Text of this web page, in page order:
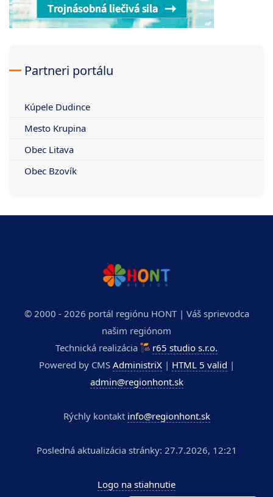
Partneri portálu
Kúpele Dudince
Mesto Krupina
Obec Litava
Obec Bzovík
© 2000 - 2026 portál regiónu HONT | Váš sprievodca
našim regiónom
Technická realizácia
r65 studio s.r.o.
Powered by CMS AdministriX| HTML 5 valid |
admin@regionhont.sk
Rýchly kontakt info@regionhont.sk
Posledná aktualizácia stránky: 27.7.2026, 12:21
Logo na stiahnutie